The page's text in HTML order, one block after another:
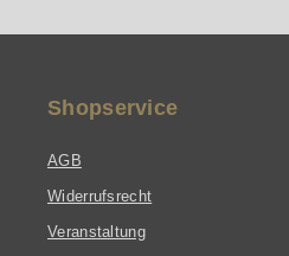
Shopservice
AGB
Widerrufsrecht
Veranstaltung